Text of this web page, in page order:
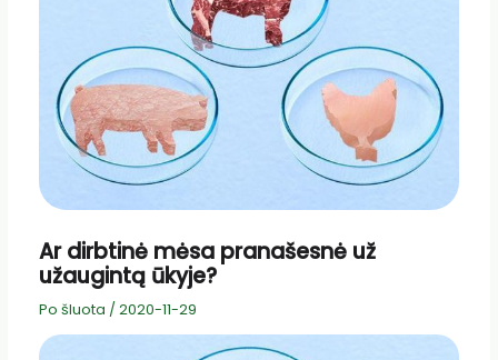
Ar dirbtinė mėsa pranašesnė už
užaugintą ūkyje?
Po šluota / 2020-11-29